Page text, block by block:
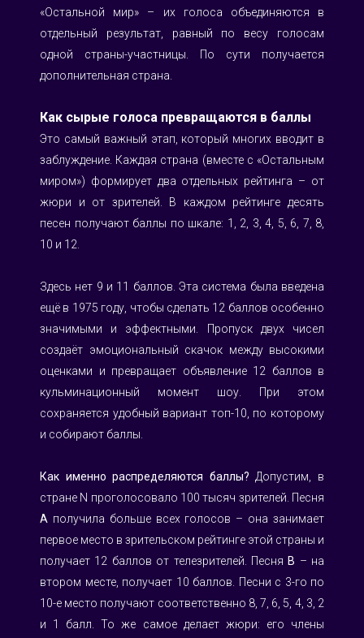
«Остальной мир» – их голоса объединяются в
отдельный результат, равный по весу голосам
одной страны-участницы. По сути получается
дополнительная страна.
Как сырые голоса превращаются в баллы
Это самый важный этап, который многих вводит в
заблуждение. Каждая страна (вместе с «Остальным
миром») формирует два отдельных рейтинга – от
жюри и от зрителей. В каждом рейтинге десять
песен получают баллы по шкале: 1, 2, 3, 4, 5, 6, 7, 8,
10 и 12.
Здесь нет 9 и 11 баллов. Эта система была введена
ещё в 1975 году, чтобы сделать 12 баллов особенно
значимыми и эффектными. Пропуск двух чисел
создаёт эмоциональный скачок между высокими
оценками и превращает объявление 12 баллов в
кульминационный момент шоу. При этом
сохраняется удобный вариант топ-10, по которому
и собирают баллы.
Как именно распределяются баллы? Допустим, в
A получила больше всех голосов – она занимает
первое место в зрительском рейтинге этой страны и
получает 12 баллов от телезрителей. Песня B – на
втором месте, получает 10 баллов. Песни с 3-го по
10-е место получают соответственно 8, 7, 6, 5, 4, 3, 2
и 1 балл. То же самое делает жюри: его члены